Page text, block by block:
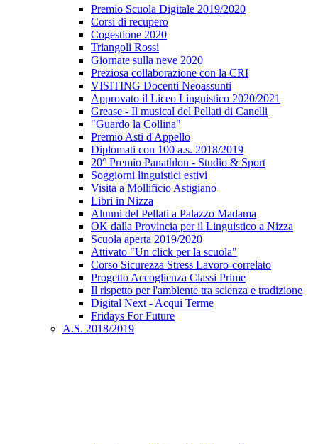
Premio Scuola Digitale 2019/2020
Corsi di recupero
Cogestione 2020
Triangoli Rossi
Giornate sulla neve 2020
Preziosa collaborazione con la CRI
VISITING Docenti Neoassunti
Approvato il Liceo Linguistico 2020/2021
Grease - Il musical del Pellati di Canelli
"Guardo la Collina"
Premio Asti d'Appello
Diplomati con 100 a.s. 2018/2019
20° Premio Panathlon - Studio & Sport
Soggiorni linguistici estivi
Visita a Mollificio Astigiano
Libri in Nizza
Alunni del Pellati a Palazzo Madama
OK dalla Provincia per il Linguistico a Nizza
Scuola aperta 2019/2020
Attivato "Un click per la scuola"
Corso Sicurezza Stress Lavoro-correlato
Progetto Accoglienza Classi Prime
Il rispetto per l'ambiente tra scienza e tradizione
Digital Next - Acqui Terme
Fridays For Future
A.S. 2018/2019